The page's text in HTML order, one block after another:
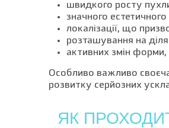
швидкого росту
значного
локалізації, що
розташування на
активних змін
Особливо важливо
розвитку серйозних
ЯК